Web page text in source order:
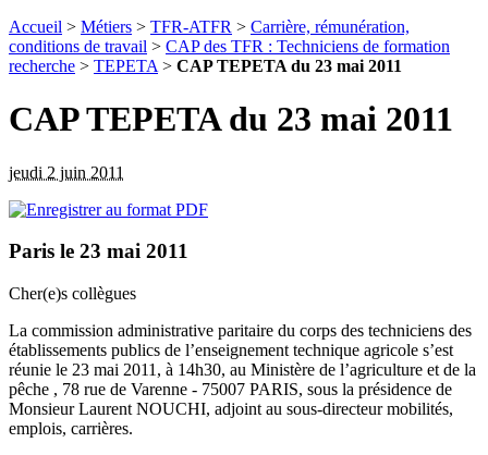
Accueil > Métiers > TFR-ATFR > Carrière, rémunération,
conditions de travail > CAP des TFR : Techniciens de formation
recherche > TEPETA > CAP TEPETA du 23 mai 2011
CAP TEPETA du 23 mai 2011
jeudi 2 juin 2011
Paris le 23 mai 2011
Cher(e)s collègues
La commission administrative paritaire du corps des techniciens des
établissements publics de l’enseignement technique agricole s’est
réunie le 23 mai 2011, à 14h30, au Ministère de l’agriculture et de la
pêche , 78 rue de Varenne - 75007 PARIS, sous la présidence de
Monsieur Laurent NOUCHI, adjoint au sous-directeur mobilités,
emplois, carrières.